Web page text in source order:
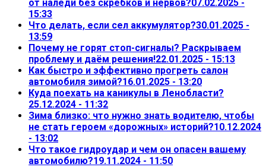
от наледи без скребков и нервов?07.02.2025 -
15:33
Что делать, если сел аккумулятор?30.01.2025 -
13:59
Почему не горят стоп-сигналы? Раскрываем
проблему и даём решения!22.01.2025 - 15:13
Как быстро и эффективно прогреть салон
автомобиля зимой?16.01.2025 - 13:20
Куда поехать на каникулы в Ленобласти?
25.12.2024 - 11:32
Зима близко: что нужно знать водителю, чтобы
не стать героем «дорожных» историй?10.12.2024
- 13:02
Что такое гидроудар и чем он опасен вашему
автомобилю?19.11.2024 - 11:50